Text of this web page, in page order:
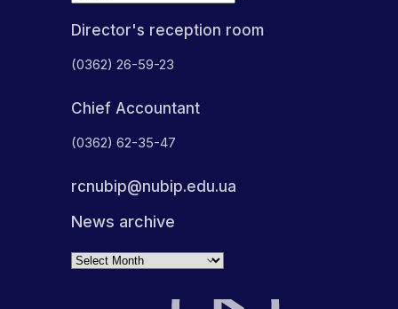
Director's reception room
(0362) 26-59-23
Chief Accountant
(0362) 62-35-47
rcnubip@nubip.edu.ua
News archive
Archives